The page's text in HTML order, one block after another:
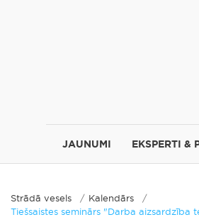
JAUNUMI EKSPERTI &
Strādā vesels
Kalendārs
Tiešsaistes seminārs "Darba aizsardzība